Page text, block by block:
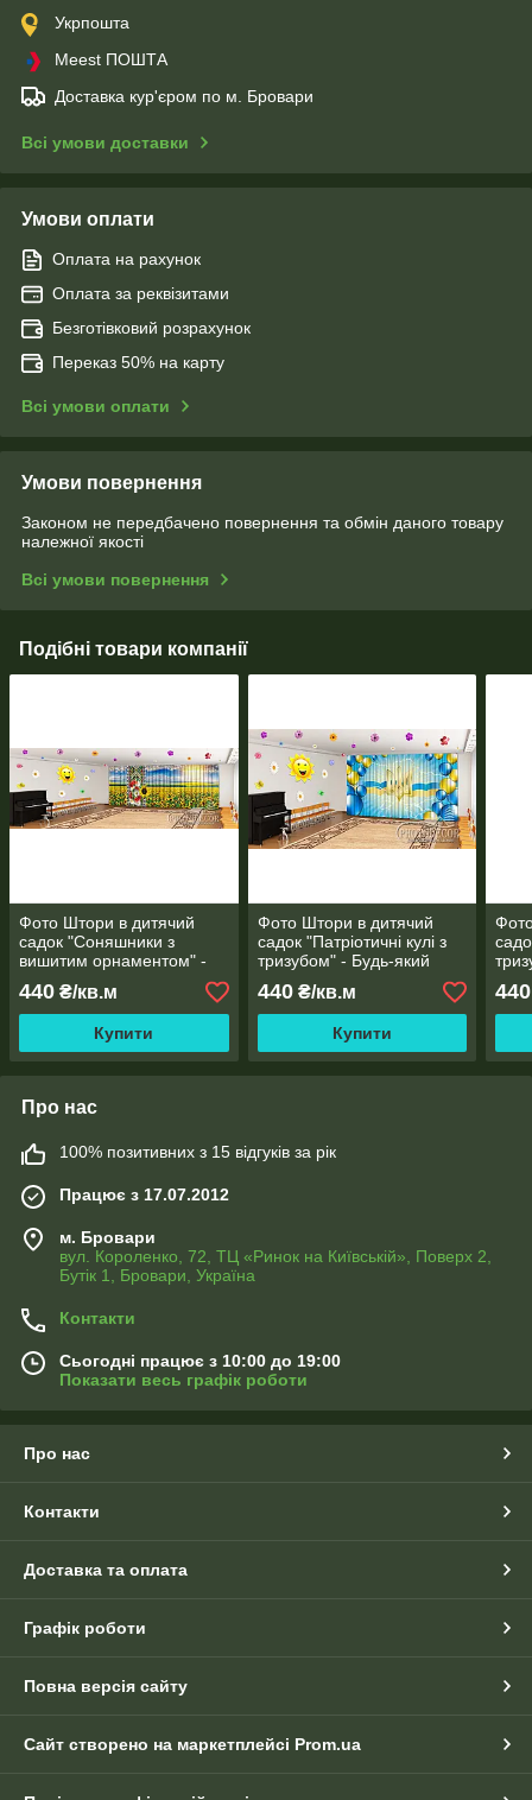
Укрпошта
Meest ПОШТА
Доставка кур'єром по м. Бровари
Всі умови доставки
Умови оплати
Оплата на рахунок
Оплата за реквізитами
Безготівковий розрахунок
Переказ 50% на карту
Всі умови оплати
Умови повернення
Законом не передбачено повернення та обмін даного товару
належної якості
Всі умови повернення
Подібні товари компанії
Фото Штори в дитячий
садок "Соняшники з
вишитим орнаментом" -
Будь-який розмір!
Читаємо опис!
440 ₴/кв.м
Купити
Фото Штори в дитячий
садок "Патріотичні кулі з
тризубом" - Будь-який
розмір! Читаємо опис!
440₴/кв.м
Купити
440
Про нас
100% позитивних з 15 відгуків за рік
Працює з 17.07.2012
м. Бровари
вул. Короленко, 72, ТЦ «Ринок на Київській», Поверх 2,
Бутік 1, Бровари, Україна
Контакти
Сьогодні працює з 10:00 до 19:00
Показати весь графік роботи
Про нас
Контакти
Доставка та оплата
Графік роботи
Повна версія сайту
Сайт створено на маркетплейсі Prom.ua